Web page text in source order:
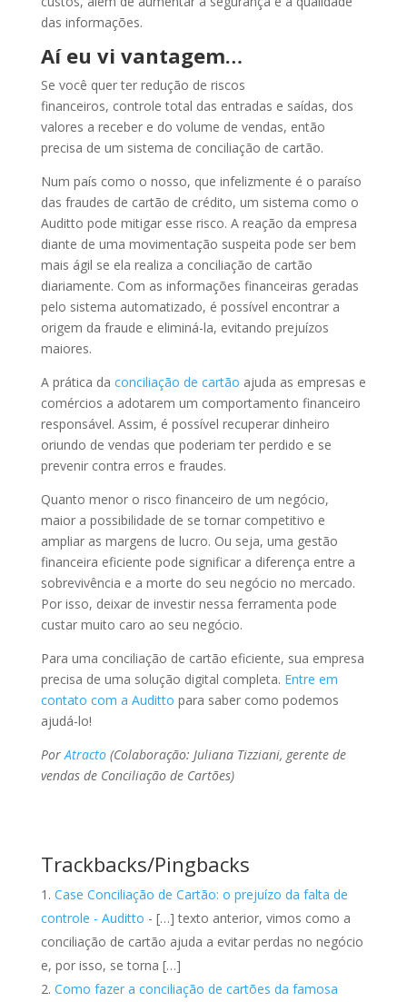
das informações.
Aí eu vi vantagem…
Se você quer ter redução de riscos
financeiros, controle total das entradas e saídas, dos
valores a receber e do volume de vendas, então
precisa de um sistema de conciliação de cartão.
Num país como o nosso, que infelizmente é o paraíso
das fraudes de cartão de crédito, um sistema como o
Auditto pode mitigar esse risco. A reação da empresa
diante de uma movimentação suspeita pode ser bem
mais ágil se ela realiza a conciliação de cartão
diariamente. Com as informações financeiras geradas
pelo sistema automatizado, é possível encontrar a
origem da fraude e eliminá-la, evitando prejuízos
maiores.
A prática da conciliação de cartão ajuda as empresas e
comércios a adotarem um comportamento financeiro
responsável. Assim, é possível recuperar dinheiro
oriundo de vendas que poderiam ter perdido e se
prevenir contra erros e fraudes.
Quanto menor o risco financeiro de um negócio,
maior a possibilidade de se tornar competitivo e
ampliar as margens de lucro. Ou seja, uma gestão
financeira eficiente pode significar a diferença entre a
sobrevivência e a morte do seu negócio no mercado.
Por isso, deixar de investir nessa ferramenta pode
custar muito caro ao seu negócio.
Para uma conciliação de cartão eficiente, sua empresa
precisa de uma solução digital completa. Entre em
contato com a Auditto para saber como podemos
ajudá-lo!
Por Atracto(Colaboração: Juliana Tizziani, gerente de
vendas de Conciliação de Cartões)
Trackbacks/Pingbacks
Case Conciliação de Cartão: o prejuízo da falta de
controle - Auditto - […] texto anterior, vimos como a
conciliação de cartão ajuda a evitar perdas no negócio
e, por isso, se torna […]
Como fazer a conciliação de cartões da famosa